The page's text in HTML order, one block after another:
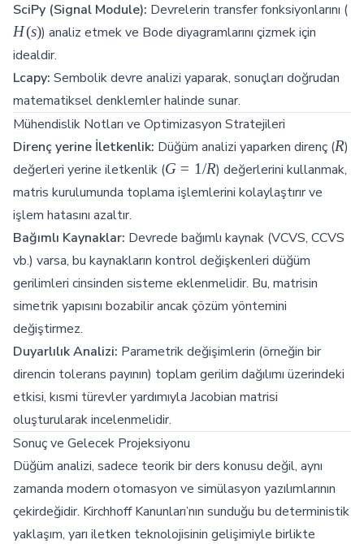
SciPy (Signal Module): Devrelerin transfer fonksiyonlarını (
H(s)) analiz etmek ve Bode diyagramlarını çizmek için
idealdir.
Lcapy: Sembolik devre analizi yaparak, sonuçları doğrudan
matematiksel denklemler halinde sunar.
Mühendislik Notları ve Optimizasyon Stratejileri
Direnç yerine İletkenlik: Düğüm analizi yaparken direnç (R
R)
değerleri yerine iletkenlik (G
=
G = 1/R) değerlerini kullanmak,
matris kurulumunda toplama işlemlerini kolaylaştırır ve
işlem hatasını azaltır.
Bağımlı Kaynaklar: Devrede bağımlı kaynak (VCVS, CCVS
vb.) varsa, bu kaynakların kontrol değişkenleri düğüm
gerilimleri cinsinden sisteme eklenmelidir. Bu, matrisin
simetrik yapısını bozabilir ancak çözüm yöntemini
değiştirmez.
Duyarlılık Analizi: Parametrik değişimlerin (örneğin bir
direncin tolerans payının) toplam gerilim dağılımı üzerindeki
etkisi, kısmi türevler yardımıyla Jacobian matrisi
oluşturularak incelenmelidir.
Sonuç ve Gelecek Projeksiyonu
Düğüm analizi, sadece teorik bir ders konusu değil, aynı
zamanda modern otomasyon ve simülasyon yazılımlarının
çekirdeğidir. Kirchhoff Kanunları’nın sunduğu bu deterministik
yaklaşım, yarı iletken teknolojisinin gelişimiyle birlikte